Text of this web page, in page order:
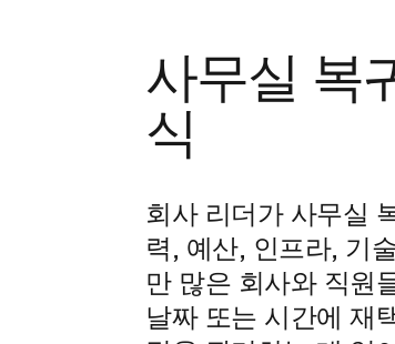
사무실 복
식
회사 리더가 사무실
력, 예산, 인프라, 기
만 많은 회사와 직원
날짜 또는 시간에 재